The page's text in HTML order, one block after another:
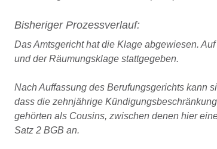
Bisheriger Prozessverlauf:
Das Amtsgericht hat die Klage abgewiesen.
und der Räumungsklage stattgegeben.
Nach Auffassung des Berufungsgerichts kann
dass die zehnjährige
gehörten als Cousins, zwischen denen hier
Satz 2 BGB an.